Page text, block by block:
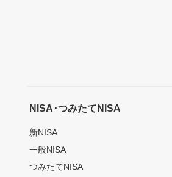
NISA･つみたてNISA
新NISA
一般NISA
つみたてNISA